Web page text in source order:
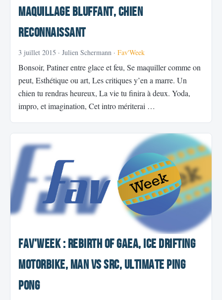
Maquillage bluffant, Chien
reconnaissant
3 juillet 2015 · Julien Schermann · Fav'Week
Bonsoir, Patiner entre glace et feu, Se maquiller comme on
peut, Esthétique ou art, Les critiques y’en a marre. Un
chien tu rendras heureux, La vie tu finira à deux. Yoda,
impro, et imagination, Cet intro mériterai …
Fav'Week : REBIRTH of GAEA, Ice Drifting
Motorbike, Man VS Src, Ultimate Ping
Pong